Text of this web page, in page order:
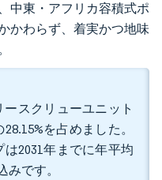
中東・アフリカ容積式ポ
かわらず、着実かつ地味
スクリューユニット
を占めました。
2031年までに年平均
みです。